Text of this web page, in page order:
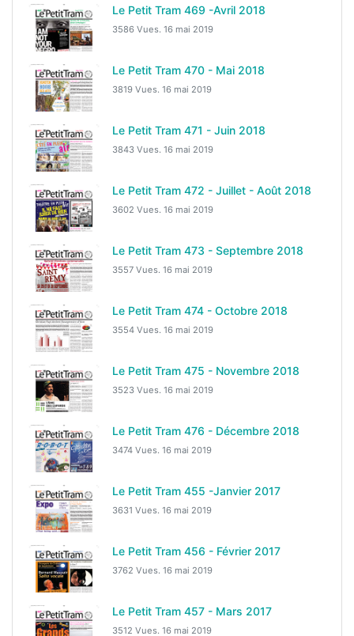
Le Petit Tram 469 -Avril 2018
3586 Vues. 16 mai 2019
Le Petit Tram 470 - Mai 2018
3819 Vues. 16 mai 2019
Le Petit Tram 471 - Juin 2018
3843 Vues. 16 mai 2019
Le Petit Tram 472 - Juillet - Août 2018
3602 Vues. 16 mai 2019
Le Petit Tram 473 - Septembre 2018
3557 Vues. 16 mai 2019
Le Petit Tram 474 - Octobre 2018
3554 Vues. 16 mai 2019
Le Petit Tram 475 - Novembre 2018
3523 Vues. 16 mai 2019
Le Petit Tram 476 - Décembre 2018
3474 Vues. 16 mai 2019
Le Petit Tram 455 -Janvier 2017
3631 Vues. 16 mai 2019
Le Petit Tram 456 - Février 2017
3762 Vues. 16 mai 2019
Le Petit Tram 457 - Mars 2017
3512 Vues. 16 mai 2019